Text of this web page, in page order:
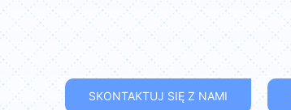
SKONTAKTUJ SIĘ Z NAMI